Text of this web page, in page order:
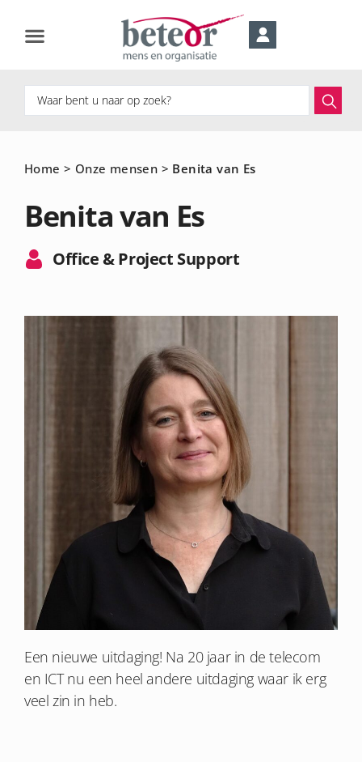
Home > Onze mensen > Benita van Es
Benita van Es
Office & Project Support
Een nieuwe uitdaging! Na 20 jaar in de telecom
en ICT nu een heel andere uitdaging waar ik erg
veel zin in heb.